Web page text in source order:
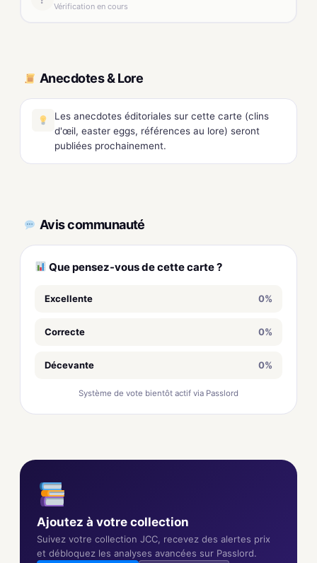
Vérification en cours
Anecdotes & Lore
Les anecdotes éditoriales sur cette carte (clins
d'œil, easter eggs, références au lore) seront
publiées prochainement.
Avis communauté
Que pensez-vous de cette carte ?
Excellente 0%
Correcte 0%
Décevante 0%
Système de vote bientôt actif via Passlord
Ajoutez à votre collection
Suivez votre collection JCC, recevez des alertes prix
et débloquez les analyses avancées sur Passlord.